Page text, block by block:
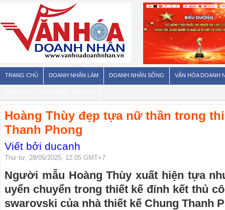
TRANG CHỦ DOANH NHÂN LÀM DOANH NHÂN SỐNG VĂN HÓA DOANH
Hoàng Thùy đẹp tựa nữ thần trong
Thanh Phong
Viết bởi ducanh
Thứ tư, 28/05/2025, 12:05 GMT+7
Người mẫu Hoàng Thùy xuất hiện tựa
uyển chuyển trong thiết kế đính kết thủ
swarovski của nhà thiết kế Chung Thanh